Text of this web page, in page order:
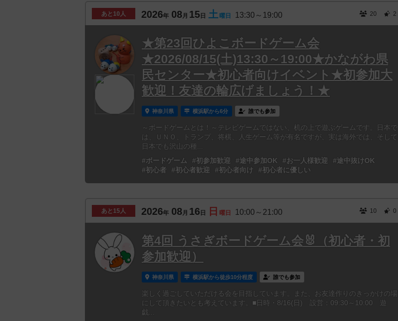
あと 10人 2026年 08 月 15 日 土 曜日 13:30～19:00 20 2
★第23回ひよこボードゲーム会
★2026/08/15(土)13:30～19:00★かながわ県
民センター★初心者向けイベント★初参加大
歓迎！友達の輪広げましょう！★
神奈川県 横浜駅から6分 誰でも参加
～ボードゲームとは！～テレビゲームではない、机の上で遊ぶゲームです。日本で
は、ＵＮＯ、トランプ、将棋、人生ゲーム等が有名ですが、実は海外では、そして
日本でも沢山の種...
#ボードゲーム
#初参加歓迎 #途中参加OK #お一人様歓迎
#途中抜けOK
#初心者
#初心者歓迎 #初心者向け #初心者に優しい
あと 15人 2026年 08月 16 日 日 曜日 10:00～21:00 10 0
第4回 うさぎボードゲーム会🐰（初心者・初
参加歓迎）
神奈川県 横浜駅から徒歩10分程度 誰でも参加
楽しく過ごしていただける会を目指しています。また、お友達作りのきっかけの場
にして頂きたいとも考えています。■日時・8/16(日) 設営：09:30～10:00 遊
戯...